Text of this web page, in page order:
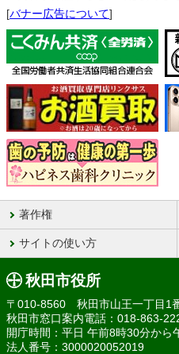
[バナー広告について]
著作権
サイトの使い方
秋田市役所
〒010-8560 秋田市山王一丁目1
秋田市窓口案内電話：018-863-
開庁時間：平日 午前8時30分から
法人番号：3000020052019